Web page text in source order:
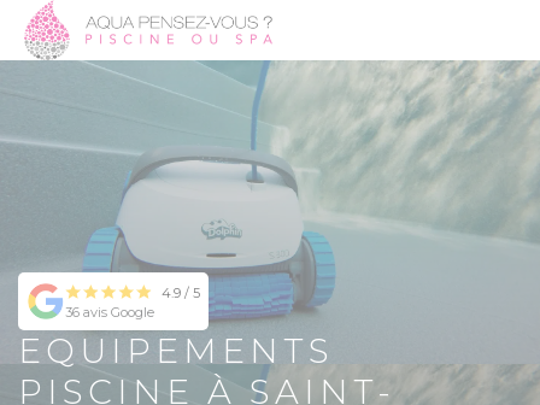
4.9 / 5
36 avis Google
EQUIPEMENTS
PISCINE À SAINT-